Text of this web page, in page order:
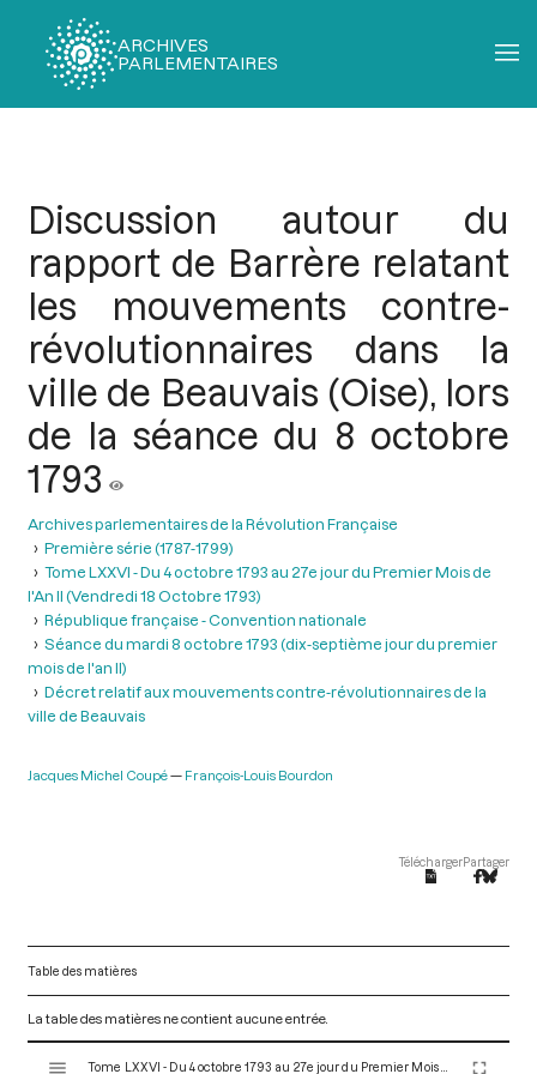
ARCHIVES
PARLEMENTAIRES
Discussion autour du
rapport de Barrère relatant
les mouvements contre-
révolutionnaires dans la
ville de Beauvais (Oise), lors
de la séance du 8 octobre
1793
Archives parlementaires de la Révolution Française
Première série (1787-1799)
Tome LXXVI - Du 4 octobre 1793 au 27e jour du Premier Mois de
l'An II (Vendredi 18 Octobre 1793)
République française - Convention nationale
Séance du mardi 8 octobre 1793 (dix-septième jour du premier
mois de l'an II)
Décret relatif aux mouvements contre-révolutionnaires de la
ville de Beauvais
Jacques Michel Coupé François-Louis Bourdon
TéléchargerPartager
Table des matières
La table des matières ne contient aucune entrée.